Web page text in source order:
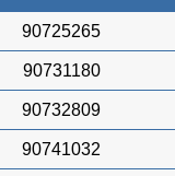
90725265
90731180
90732809
90741032